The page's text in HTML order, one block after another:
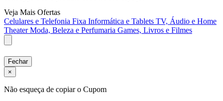
Veja Mais Ofertas
Celulares e Telefonia Fixa Informática e Tablets TV, Áudio e Home
TheaterModa, Beleza e Perfumaria Games, Livros e Filmes
Fechar
×
Não esqueça de copiar o Cupom